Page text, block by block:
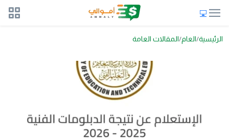
الرئيسية العام المقالات العامة